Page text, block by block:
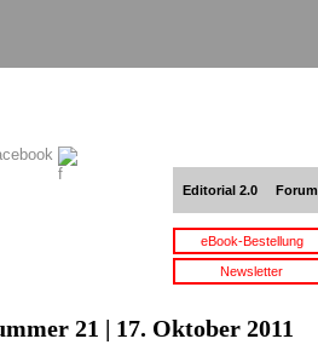
Editorial 2.0 Forum
eBook-Bestellung
Newsletter
21 | 17. Oktober 2011